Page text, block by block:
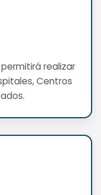
realizar
Centros